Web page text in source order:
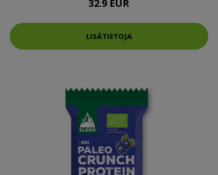
32.9 EUR
LISÄTIETOJA